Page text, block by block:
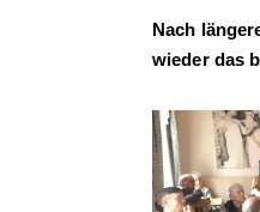
Nach
wieder das